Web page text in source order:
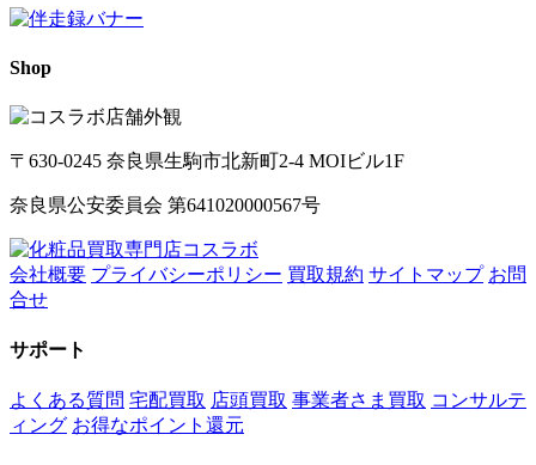
Shop
〒630-0245 奈良県生駒市北新町2-4 MOIビル1F
奈良県公安委員会 第641020000567号
会社概要 プライバシーポリシー 買取規約 サイトマップ お問
合せ
サポート
よくある質問 宅配買取 店頭買取 事業者さま買取 コンサルテ
ィング お得なポイント還元